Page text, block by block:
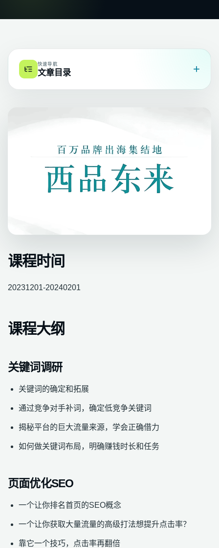
快速导航
文章目录 +
课程时间
20231201-20240201
课程大纲
关键词调研
关键词的确定和拓展
通过竞争对手补词，确定低竞争关键词
揭秘平台的巨大流量来源，学会正确借力
如何做关键词布局，明确赚钱时长和任务
页面优化SEO
一个让你排名首页的SEO概念
一个让你获取大量流量的高级打法想提升点击率？
靠它一个技巧，点击率再翻倍